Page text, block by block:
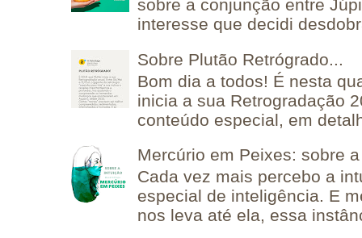
sobre a conjunção entre
interesse que decidi
Sobre Plutão Retrógrado...
Bom dia a todos! É nesta
inicia a sua Retrogradação
conteúdo especial, em
Mercúrio em Peixes: sobre
Cada vez mais percebo a
especial de inteligência. E
nos leva até ela, essa